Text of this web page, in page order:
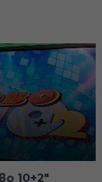
10+2"